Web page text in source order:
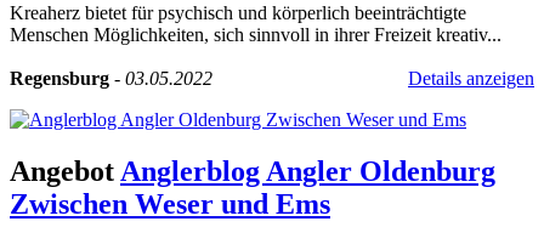
Kreaherz bietet für psychisch und körperlich beeinträchtigte
Menschen Möglichkeiten, sich sinnvoll in ihrer Freizeit kreativ...
Regensburg - 03.05.2022 Details anzeigen
AngebotAnglerblog Angler Oldenburg
Zwischen Weser und Ems